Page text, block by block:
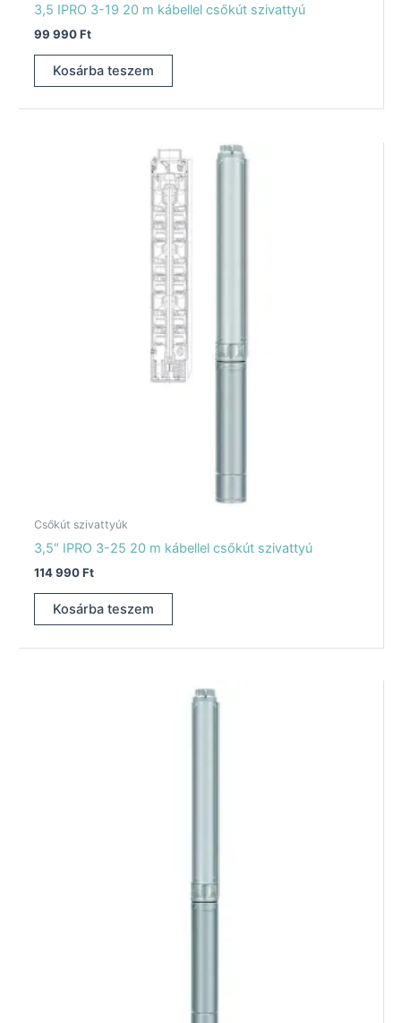
3,5 IPRO 3-19 20 m kábellel csőkút szivattyú
99 990Ft
Kosárba teszem
Csőkút szivattyúk
3,5″ IPRO 3-25 20 m kábellel csőkút szivattyú
114 990Ft
Kosárba teszem